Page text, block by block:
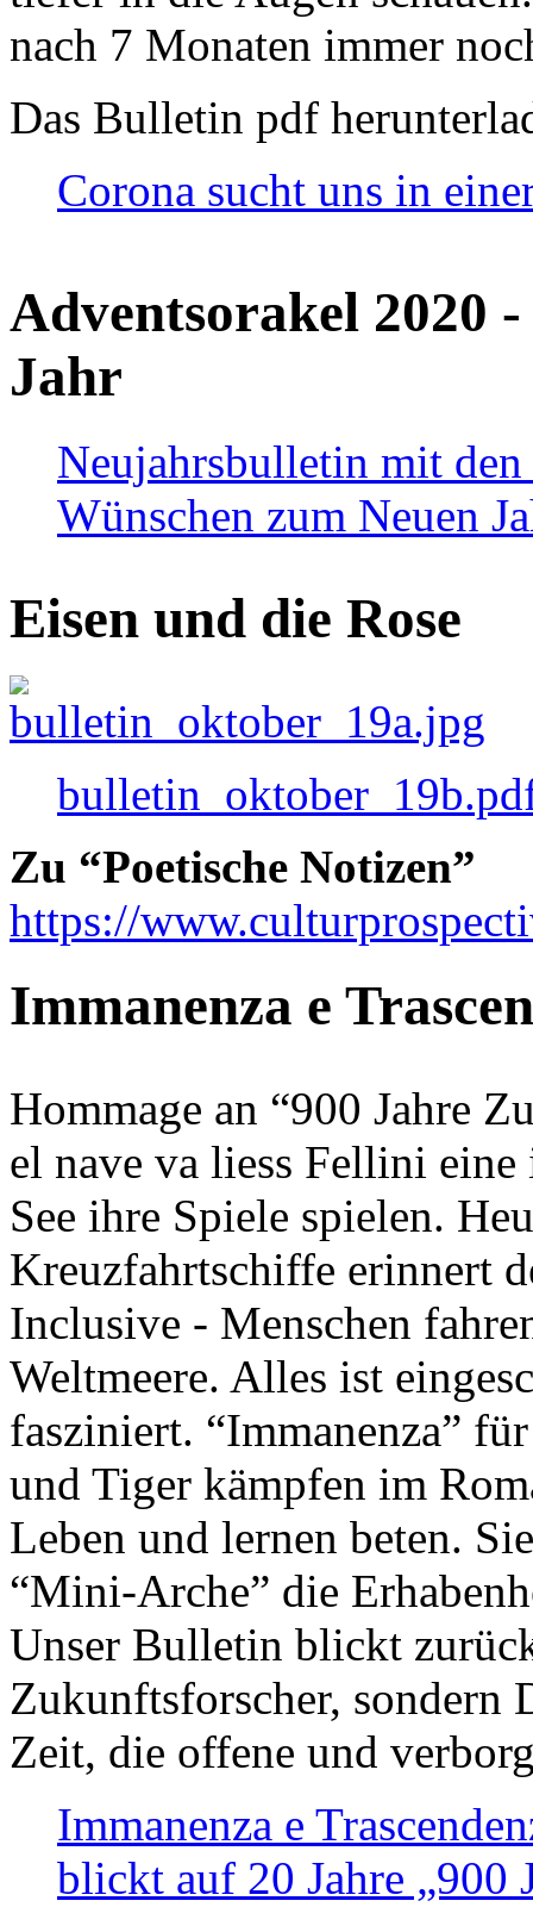
nach 7 Monaten immer
Das Bulletin pdf
Corona sucht uns in
Adventsorakel 2020
Jahr
Neujahrsbulletin mit den
Wünschen zum Neuen
Eisen und die Rose
Zu “Poetische Notizen”
https://
Immanenza e
Hommage an “900 Jahre
el nave va liess Fellini
See ihre Spiele spielen.
Kreuzfahrtschiffe erinnert
Inclusive - Menschen
Weltmeere. Alles ist
fasziniert. “Immanenza”
und Tiger kämpfen im
Leben und lernen beten.
“Mini-Arche” die
Unser Bulletin blickt
Zukunftsforscher, sondern
Zeit, die offene und
Immanenza e
blickt auf 20 Jahre „900